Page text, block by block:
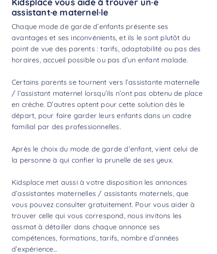
assistant·e maternel·le
Chaque mode de garde d’enfants présente ses
avantages et ses inconvénients, et ils le sont plutôt du
point de vue des parents : tarifs, adaptabilité ou pas des
horaires, accueil possible ou pas d’un enfant malade.
Certains parents se tournent vers l’assistante maternelle
/ l’assistant maternel lorsqu’ils n’ont pas obtenu de place
en crèche. D’autres optent pour cette solution dès le
départ, pour faire garder leurs enfants dans un cadre
familial par des professionnelles.
Après le choix du mode de garde d’enfant, vient celui de
la personne à qui confier la prunelle de ses yeux.
Kidsplace met aussi à votre disposition les annonces
d’assistantes maternelles / assistants maternels, que
vous pouvez consulter gratuitement. Pour vous aider à
trouver celle qui vous correspond, nous invitons les
assmat à détailler dans chaque annonce ses
compétences, formations, tarifs, nombre d’années
d’expérience…